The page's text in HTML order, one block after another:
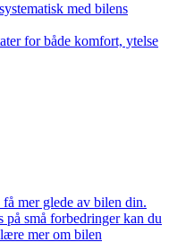
med bilens
for både komfort, ytelse
mer glede av bilen din.
små forbedringer kan du
mer om bilen